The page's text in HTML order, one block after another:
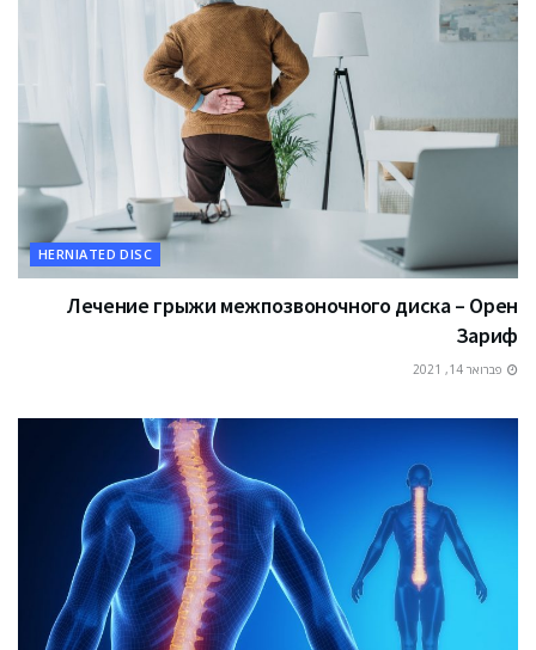
HERNIATED DISC
Лечение грыжи межпозвоночного диска – Орен
Зариф
פברואר 14, 2021